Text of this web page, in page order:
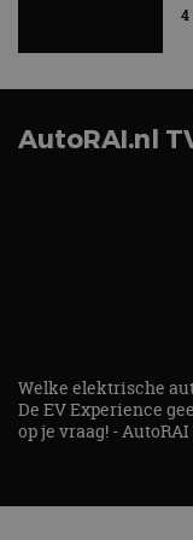
4
AutoRAI.nl
Welke elektrische
De EV Experience
op je vraag! - AutoRAI
strikt
Naam